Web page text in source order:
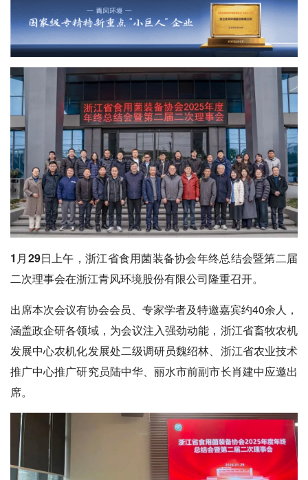
1月29日上午，浙江省食用菌装备协会年终总结会暨第二届
二次理事会在浙江青风环境股份有限公司隆重召开。
出席本次会议有协会会员、专家学者及特邀嘉宾约40余人，
涵盖政企研各领域，为会议注入强劲动能，浙江省畜牧农机
发展中心农机化发展处二级调研员魏绍林、浙江省农业技术
推广中心推广研究员陆中华、丽水市前副市长肖建中应邀出
席。